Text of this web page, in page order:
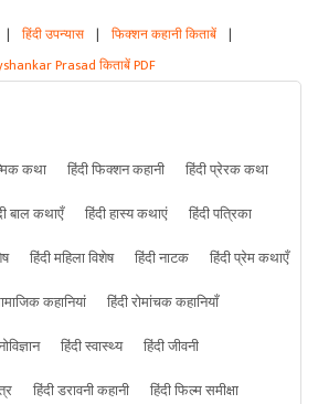
| हिंदी उपन्यास | फिक्शन कहानी किताबें |
Prasad किताबें PDF
कथा हिंदी फिक्शन कहानी
हिंदी प्रेरक कथा
बाल कथाएँ हिंदी हास्य कथाएं
हिंदी पत्रिका
हिंदी महिला विशेष हिंदी नाटक
हिंदी प्रेम कथाएँ
कहानियां
हिंदी रोमांचक कहानियाँ
हिंदी स्वास्थ्य
हिंदी जीवनी
हिंदी डरावनी कहानी
हिंदी फिल्म समीक्षा